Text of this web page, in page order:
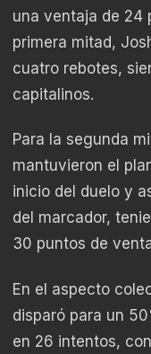
una ventaja de 24
primera mitad,
cuatro rebotes,
capitalinos.
Para la segunda
mantuvieron el
inicio del duelo y
del marcador,
30 puntos de
En el aspecto
disparó para un
en 26 intentos,